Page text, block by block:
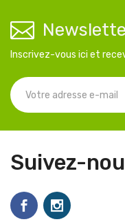
Inscrivez-vous ici et
Suivez-